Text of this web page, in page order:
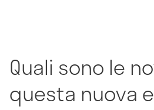
Quali sono le
questa nuova